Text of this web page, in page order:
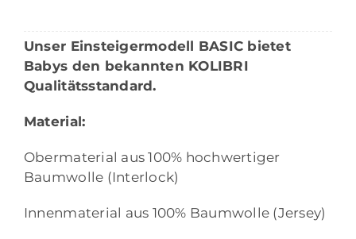
Unser Einsteigermodell BASIC bietet
Babys den bekannten KOLIBRI
Qualitätsstandard.
Material:
Obermaterial aus 100% hochwertiger
Baumwolle (Interlock)
Innenmaterial aus 100% Baumwolle (Jersey)